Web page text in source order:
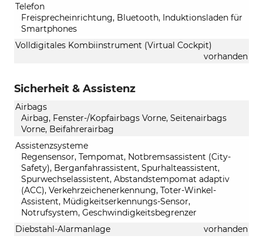
Telefon
Freisprecheinrichtung, Bluetooth, Induktionsladen für
Smartphones
Volldigitales Kombiinstrument (Virtual Cockpit)
vorhanden
Sicherheit & Assistenz
Airbags
Airbag, Fenster-/Kopfairbags Vorne, Seitenairbags
Vorne, Beifahrerairbag
Assistenzsysteme
Regensensor, Tempomat, Notbremsassistent (City-
Safety), Berganfahrassistent, Spurhalteassistent,
Spurwechselassistent, Abstandstempomat adaptiv
(ACC), Verkehrzeichenerkennung, Toter-Winkel-
Assistent, Müdigkeitserkennungs-Sensor,
Notrufsystem, Geschwindigkeitsbegrenzer
Diebstahl-Alarmanlage
vorhanden